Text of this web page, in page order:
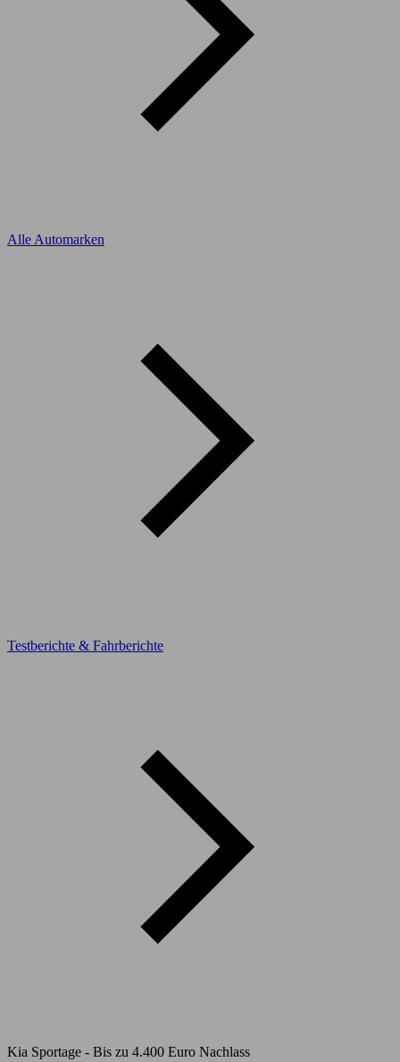
Alle Automarken
Testberichte & Fahrberichte
Kia Sportage - Bis zu 4.400 Euro Nachlass